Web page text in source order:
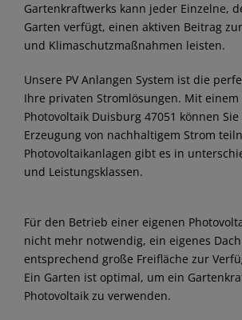
Gartenkraftwerks kann jeder Einzelne,
Garten verfügt, einen aktiven Beitrag
und Klimaschutzmaßnahmen leisten.
Unsere PV Anlangen System ist die
Ihre privaten Stromlösungen. Mit
Photovoltaik Duisburg 47051 können
Erzeugung von nachhaltigem Strom
Photovoltaikanlagen gibt es in
und Leistungsklassen.
Für den Betrieb einer eigenen
nicht mehr notwendig, ein eigenes
entsprechend große Freifläche zur
Ein Garten ist optimal, um ein
Photovoltaik zu verwenden.